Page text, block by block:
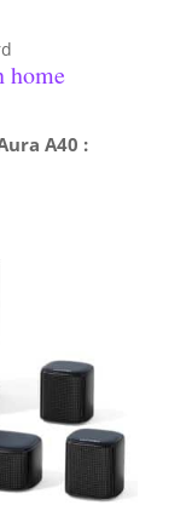
home
A40 :